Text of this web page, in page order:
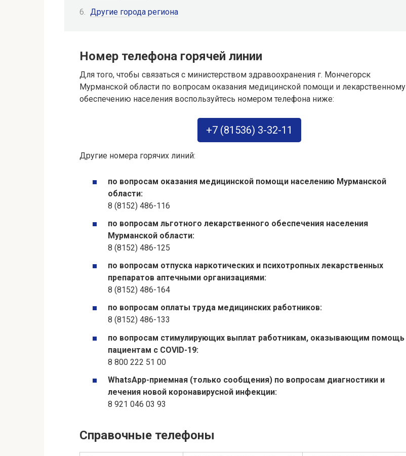
Другие города региона
Номер телефона горячей линии
Для того, чтобы связаться с министерством здравоохранения г. Мончегорск
Мурманской области по вопросам оказания медицинской помощи и лекарственному
обеспечению населения воспользуйтесь номером телефона ниже:
+7 (81536) 3-32-11
Другие номера горячих линий:
по вопросам оказания медицинской помощи населению Мурманской
области:
8 (8152) 486-116
по вопросам льготного лекарственного обеспечения населения
Мурманской области:
8 (8152) 486-125
по вопросам отпуска наркотических и психотропных лекарственных
препаратов аптечными организациями:
8 (8152) 486-164
по вопросам оплаты труда медицинских работников:
8 (8152) 486-133
по вопросам стимулирующих выплат работникам, оказывающим помощь
пациентам с COVID-19:
8 800 222 51 00
WhatsApp-приемная (только сообщения) по вопросам диагностики и
лечения новой коронавирусной инфекции:
8 921 046 03 93
Справочные телефоны